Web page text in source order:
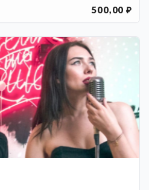
500,00 ₽